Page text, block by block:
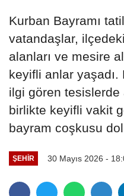
Kurban Bayramı
vatandaşlar,
alanları ve mesire
keyifli anlar
ilgi gören tesislerde
birlikte keyifli vakit
bayram coşkusu
ŞEHIR 30 Mayıs 2026 -